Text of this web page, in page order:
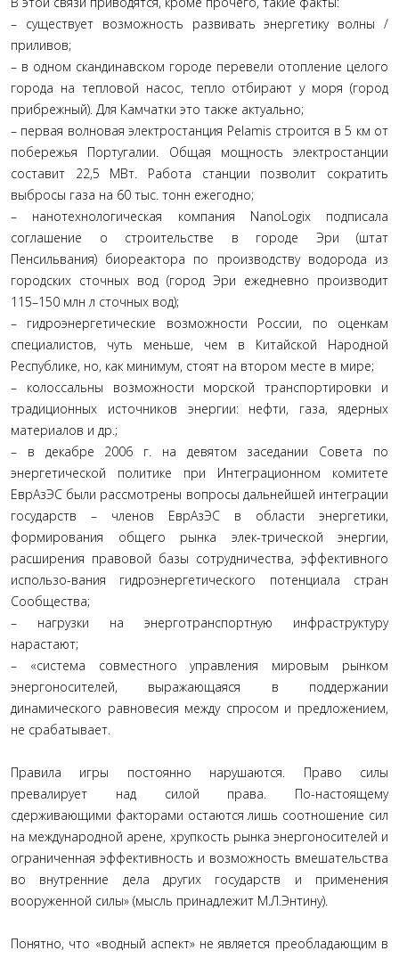
– существует возможность развивать энергетику волны /
приливов;
– в одном скандинавском городе перевели отопление целого
города на тепловой насос, тепло отбирают у моря (город
прибрежный). Для Камчатки это также актуально;
– первая волновая электростанция Pelamis строится в 5 км от
побережья Португалии. Общая мощность электростанции
составит 22,5 МВт. Работа станции позволит сократить
выбросы газа на 60 тыс. тонн ежегодно;
– нанотехнологическая компания NanoLogix подписала
соглашение о строительстве в городе Эри (штат
Пенсильвания) биореактора по производству водорода из
городских сточных вод (город Эри ежедневно производит
115–150 млн л сточных вод);
– гидроэнергетические возможности России, по оценкам
специалистов, чуть меньше, чем в Китайской Народной
Республике, но, как минимум, стоят на втором месте в мире;
– колоссальны возможности морской транспортировки и
традиционных источников энергии: нефти, газа, ядерных
материалов и др.;
– в декабре 2006 г. на девятом заседании Совета по
энергетической политике при Интеграционном комитете
ЕврАзЭС были рассмотрены вопросы дальнейшей интеграции
государств – членов ЕврАзЭС в области энергетики,
формирования общего рынка элек-трической энергии,
расширения правовой базы сотрудничества, эффективного
использо-вания гидроэнергетического потенциала стран
Сообщества;
– нагрузки на энерготранспортную инфраструктуру
нарастают;
– «система совместного управления мировым рынком
энергоносителей, выражающаяся в поддержании
динамического равновесия между спросом и предложением,
не срабатывает.
Правила игры постоянно нарушаются. Право силы
превалирует над силой права. По-настоящему
сдерживающими факторами остаются лишь соотношение сил
на международной арене, хрупкость рынка энергоносителей и
ограниченная эффективность и возможность вмешательства
во внутренние дела других государств и применения
вооруженной силы» (мысль принадлежит М.Л.Энтину).
Понятно, что «водный аспект» не является преобладающим в